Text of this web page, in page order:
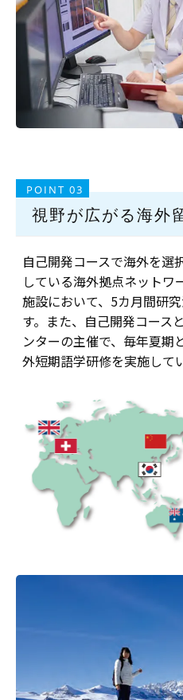
POINT 03
視野が広がる海外
自己開発コースで海外を選
している海外拠点ネットワ
施設において、5カ月間研
す。また、自己開発コース
ンターの主催で、毎年夏期
外短期語学研修を実施して